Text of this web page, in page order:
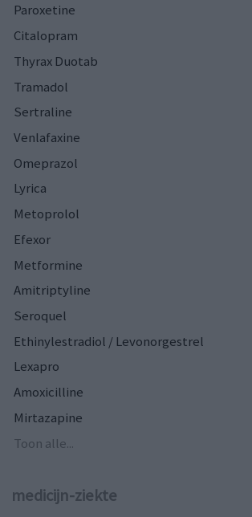
Paroxetine
Citalopram
Thyrax Duotab
Tramadol
Sertraline
Venlafaxine
Omeprazol
Lyrica
Metoprolol
Efexor
Metformine
Amitriptyline
Seroquel
Ethinylestradiol / Levonorgestrel
Lexapro
Amoxicilline
Mirtazapine
Toon alle...
medicijn-ziekte